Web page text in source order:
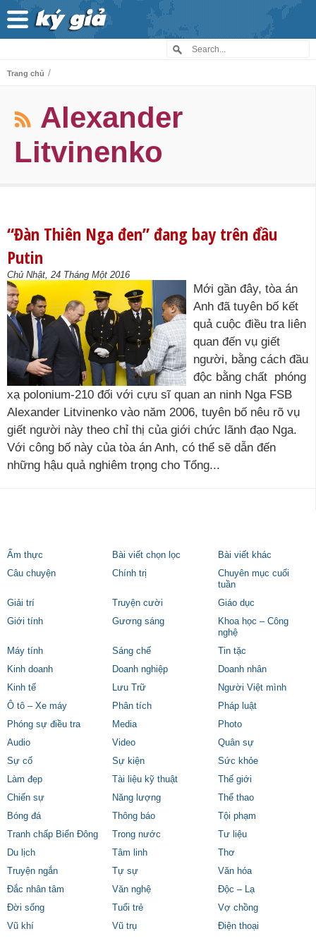
Trang chủ /
Alexander
Litvinenko
“Đàn Thiên Nga đen” đang bay trên đầu
Putin
Chủ Nhật, 24 Tháng Một 2016
Mới gần đây, tòa án
Anh đã tuyên bố kết
quả cuộc điều tra liên
quan đến vụ giết
người, bằng cách đầu
độc bằng chất phóng
xạ polonium-210 đối với cựu sĩ quan an ninh Nga FSB
Alexander Litvinenko vào năm 2006, tuyên bố nêu rõ vụ
giết người này theo chỉ thị của giới chức lãnh đạo Nga.
Với công bố này của tòa án Anh, có thể sẽ dẫn đến
những hậu quả nghiêm trọng cho Tổng...
Ẩm thực Bài viết chọn lọc
Bài viết khác
Câu chuyện
Chính trị
Chuyên mục cuối
tuần
Giải trí
Truyện cười
Giáo dục
Giới tính
Gương sáng
Khoa học – Công
nghệ
Máy tính
Sáng chế
Tin tặc
Kinh doanh
Doanh nghiệp
Doanh nhân
Kinh tế
Lưu Trữ
Người Việt mình
Ô tô – Xe máy
Phân tích
Pháp luật
Phóng sự điều tra
Media
Photo
Audio
Video
Quân sự
Sự cố
Sự kiện
Sức khỏe
Làm đẹp
Tài liệu kỹ thuật
Thế giới
Chiến sự
Năng lượng
Thể thao
Bóng đá
Thông báo
Tội phạm
Tranh chấp Biển Đông
Trong nước
Tư liệu
Du lịch
Tâm linh
Thơ
Truyện ngắn
Tự sự
Văn hóa
Đắc nhân tâm
Văn nghệ
Độc – Lạ
Đời sống
Tuổi trẻ
Vợ chồng
Vũ khí
Vũ trụ Điện thoại